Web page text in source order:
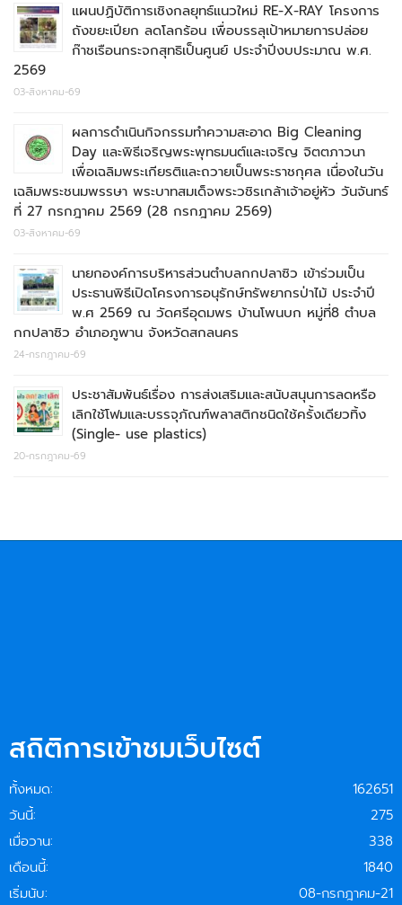
แผนปฏิบัติการเชิงกลยุทธ์แนวใหม่ RE-X-RAY โครงการ
ถังขยะเปียก ลดโลกร้อน เพื่อบรรลุเป้าหมายการปล่อย
ก๊าชเรือนกระจกสุทธิเป็นศูนย์ ประจำปีงบประมาณ พ.ศ.
2569
03-สิงหาคม-69
ผลการดำเนินกิจกรรมทำความสะอาด Big Cleaning
Day และพิธีเจริญพระพุทธมนต์และเจริญ จิตตภาวนา
เพื่อเฉลิมพระเกียรติและถวายเป็นพระราชกุศล เนื่องในวัน
เฉลิมพระชนมพรรษา พระบาทสมเด็จพระวชิรเกล้าเจ้าอยู่หัว วันจันทร์
ที่ 27 กรกฎาคม 2569 (28 กรกฎาคม 2569)
03-สิงหาคม-69
นายกองค์การบริหารส่วนตำบลกกปลาซิว เข้าร่วมเป็น
ประธานพิธีเปิดโครงการอนุรักษ์ทรัพยากรป่าไม้ ประจำปี
พ.ศ 2569 ณ วัดศรีอุดมพร บ้านโพนบก หมู่ที่8 ตำบล
กกปลาซิว อำเภอภูพาน จังหวัดสกลนคร
24-กรกฎาคม-69
ประชาสัมพันธ์เรื่อง การส่งเสริมและสนับสนุนการลดหรือ
เลิกใช้โฟมและบรรจุภัณฑ์พลาสติกชนิดใช้ครั้งเดียวทิ้ง
(Single- use plastics)
20-กรกฎาคม-69
สถิติการเข้าชมเว็บไซต์
162651
ทั้งหมด:
275
วันนี้:
338
เมื่อวาน:
1840
เดือนนี้:
08-กรกฎาคม-21
เริ่มนับ: